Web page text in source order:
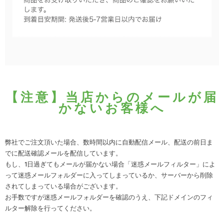
【注意】当店からのメールが届
かないお客様へ
弊社でご注文頂いた場合、数時間以内に自動配信メール、配送の前日ま
でに配送確認メールを配信しています。
もし、1日過ぎてもメールが届かない場合「迷惑メールフィルター」によ
って迷惑メールフォルダーに入ってしまっているか、サーバーから削除
されてしまっている場合がございます。
お手数ですが迷惑メールフォルダーを確認のうえ、下記ドメインのフィ
ルター解除を行ってください。